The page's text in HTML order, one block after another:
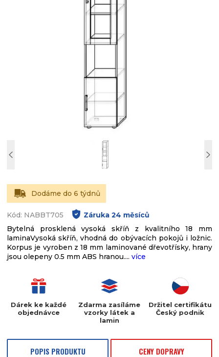
Dodáme do 6 týdnů
Kód: NABBT705 Záruka 24 měsíců
Bytelná prosklená vysoká skříň z kvalitního 18 mm
laminaVysoká skříň, vhodná do obývacích pokojů i ložnic.
Korpus je vyroben z 18 mm laminované dřevotřísky, hrany
jsou olepeny 0.5 mm ABS hranou.... více
Dárek ke každé
objednávce
Zdarma zasíláme
vzorky látek a
lamin
Držitel certifikátu
Český podnik
POPIS PRODUKTU CENY DOPRAVY